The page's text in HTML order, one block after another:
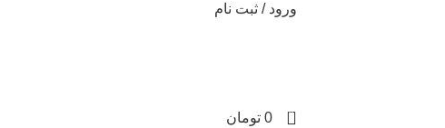
ورود / ثبت نام
0
0 تومان